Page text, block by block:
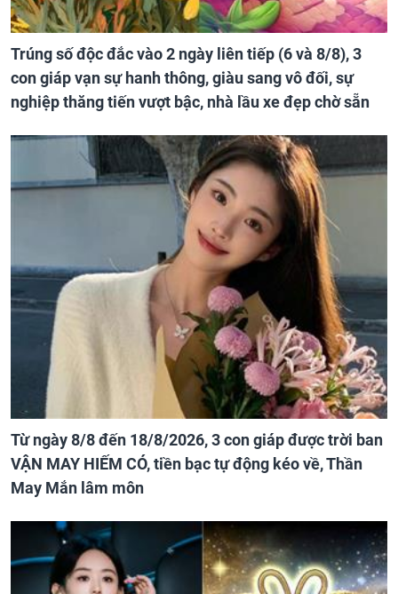
Trúng số độc đắc vào 2 ngày liên tiếp (6 và 8/8), 3
con giáp vạn sự hanh thông, giàu sang vô đối, sự
nghiệp thăng tiến vượt bậc, nhà lầu xe đẹp chờ sẵn
Từ ngày 8/8 đến 18/8/2026, 3 con giáp được trời ban
VẬN MAY HIẾM CÓ, tiền bạc tự động kéo về, Thần
May Mắn lâm môn